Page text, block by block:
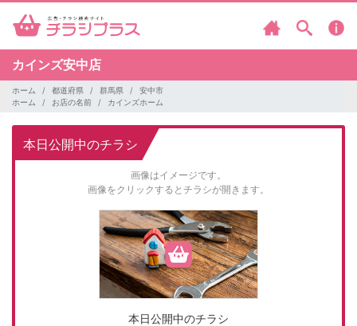
カインズ安中店
ホーム 都道府県 群馬県
安中市
ホーム
お店の名前 カインズホーム
本日公開中のチラシ
画像はイメージです。
画像をクリックするとチラシが開きます。
本日公開中のチラシ